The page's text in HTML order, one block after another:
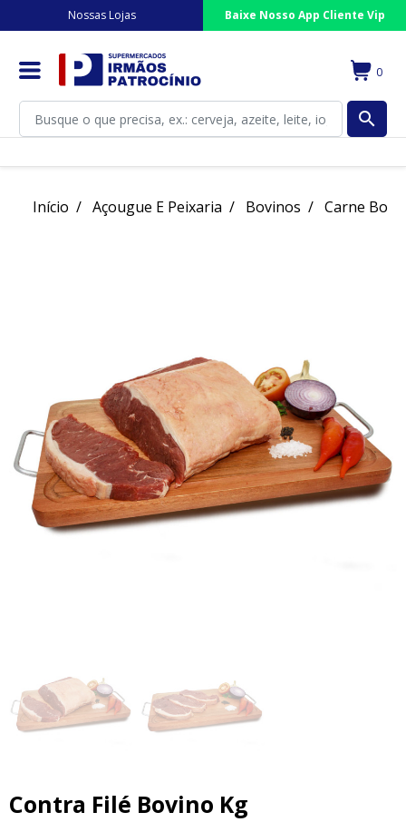
Nossas Lojas Baixe Nosso App Cliente Vip
0
search
Início Açougue E Peixaria Bovinos Carne
Contra Filé Bovino Kg